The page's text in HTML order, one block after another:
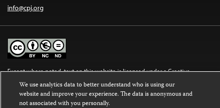
info@cpj.org
Except where noted, text on this website is licensed under aCreative
License.
Images and other media are not covered by the Creative Commons license.
We use analytics data to better understand who is using our
website and improve your experience. The data is anonymous and
not associated with you personally.